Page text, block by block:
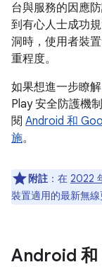
台與服務的因應
到有心人士成功
洞時，使用者裝
重程度。
如果想進一步瞭解
Play 安全防護機
閱 Android 和
施。
附註 ：在 2022
裝置適用的最新無線
Android 和